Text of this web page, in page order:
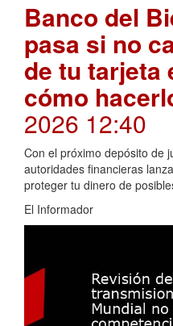
Banco del
pasa si no
de tu tarjeta
cómo
2026 12:40
Con el próximo depósito de
autoridades financieras
proteger tu dinero de
El Informador